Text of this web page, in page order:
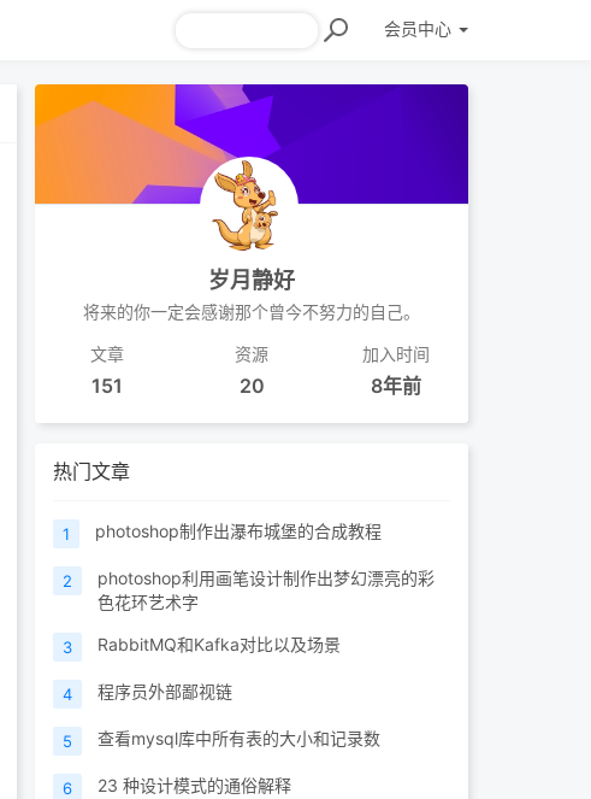
会员中心
岁月静好
将来的你一定会感谢那个曾今不努力的自己。
文章
151
资源
20
加入时间
8年前
热门文章
1 photoshop制作出瀑布城堡的合成教程
2
photoshop利用画笔设计制作出梦幻漂亮的彩
色花环艺术字
3 RabbitMQ和Kafka对比以及场景
4 程序员外部鄙视链
5 查看mysql库中所有表的大小和记录数
6 23 种设计模式的通俗解释